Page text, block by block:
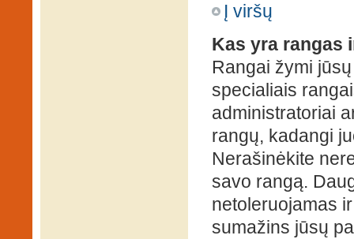
Į viršų
Kas yra rangas
Rangai žymi
specialiais
administratoriai
rangų, kadangi
Nerašinėkite
savo rangą.
netoleruojamas
sumažins jūsų